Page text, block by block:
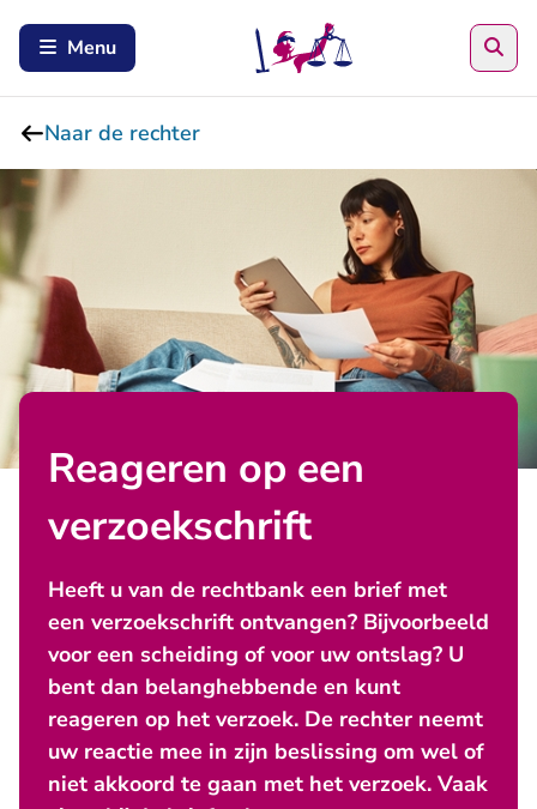
Menu
Naar de rechter
Reageren op een
verzoekschrift
Heeft u van de rechtbank een brief met
een verzoekschrift ontvangen? Bijvoorbeeld
voor een scheiding of voor uw ontslag? U
bent dan belanghebbende en kunt
reageren op het verzoek. De rechter neemt
uw reactie mee in zijn beslissing om wel of
niet akkoord te gaan met het verzoek. Vaak